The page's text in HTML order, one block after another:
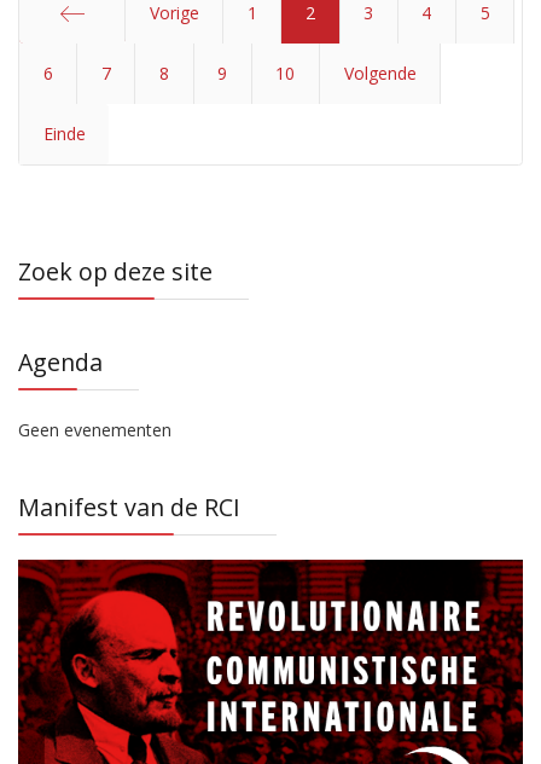
Vorige 1 2 3 4 5
6 7 8 9 10 Volgende
Einde
Zoek op deze site
Agenda
Geen evenementen
Manifest van de RCI